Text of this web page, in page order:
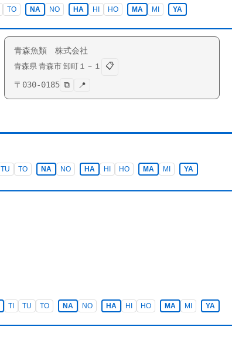
TO NA NO HA HI HO MA MI YA
青森魚類 株式会社
青森県 青森市 卸町 １－１
📋
〒 030-0185 ⧉ 📍
TU TO NA NO HA HI HO MA MI YA
TI TU TO NA NO HA HI HO MA MI YA